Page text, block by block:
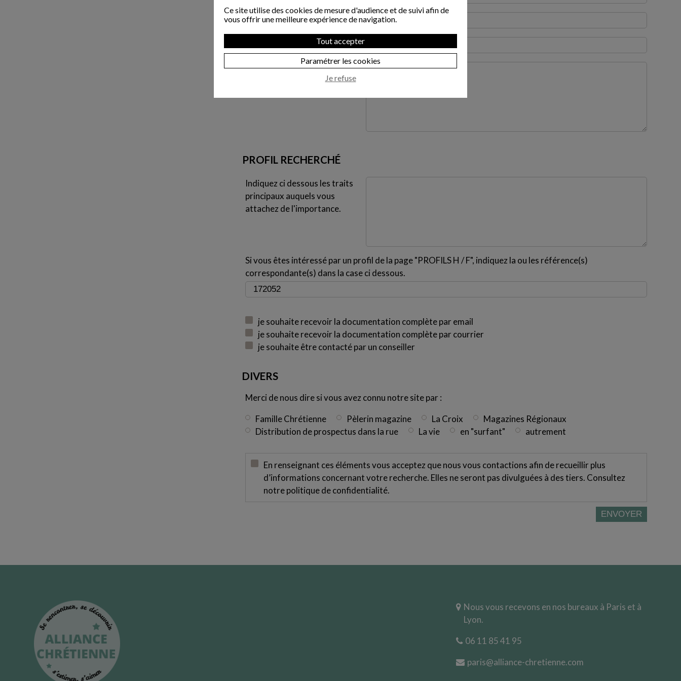
Situation familiale
*
Commentaire
PROFIL RECHERCHÉ
Indiquez ci dessous les traits
principaux auquels vous
attachez de l'importance.
Si vous êtes intéressé par un profil de la page "PROFILS H / F", indiquez la ou les référence(s)
correspondante(s) dans la case ci dessous.
je souhaite recevoir la documentation complète par email
je souhaite recevoir la documentation complète par courrier
je souhaite être contacté par un conseiller
DIVERS
Merci de nous dire si vous avez connu notre site par :
Famille Chrétienne
Pèlerin magazine La Croix
Magazines Régionaux
Distribution de prospectus dans la rue
La vie en "surfant" autrement
En renseignant ces éléments vous acceptez que nous vous contactions afin de recueillir plus
d’informations concernant votre recherche. Elles ne seront pas divulguées à des tiers. Consultez
notrepolitique de confidentialité.
Nous vous recevons en nos bureaux à Paris et à
Lyon.
06 11 85 41 95
paris@alliance-chretienne.com
Ce site utilise des cookies de mesure d'audience et de suivi afin de
vous offrir une meilleure expérience de navigation.
Tout accepter
Paramétrer les cookies
Je refuse